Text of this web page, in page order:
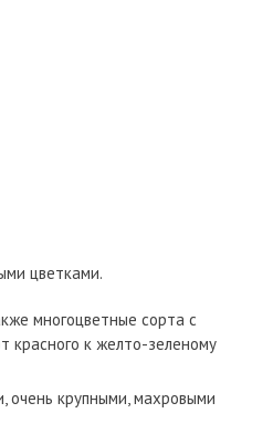
цветками.
многоцветные сорта с
красного к желто-зеленому
очень крупными, махровыми